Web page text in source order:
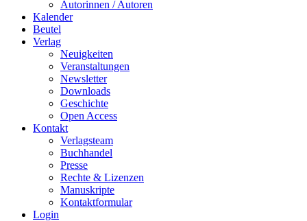
Autorinnen / Autoren
Kalender
Beutel
Verlag
Neuigkeiten
Veranstaltungen
Newsletter
Downloads
Geschichte
Open Access
Kontakt
Verlagsteam
Buchhandel
Presse
Rechte & Lizenzen
Manuskripte
Kontaktformular
Login